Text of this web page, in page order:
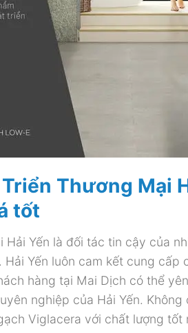
Thương Mại
tốt
Hải Yến là đối tác tin cậy của
Yến luôn cam kết cung cấp
hàng tại Mai Dịch có thể
nghiệp của Hải Yến.
Viglacera với chất lượng tốt